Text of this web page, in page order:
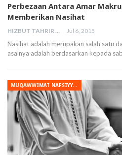
Perbezaan Antara Amar
Memberikan Nasihat
HIZBUT TAHRIR MALAYSIA Jul 6, 2015
Nasihat adalah merupakan salah satu
asalnya adalah berdasarkan kepada
MUQAWWIMAT NAFSIYYAH